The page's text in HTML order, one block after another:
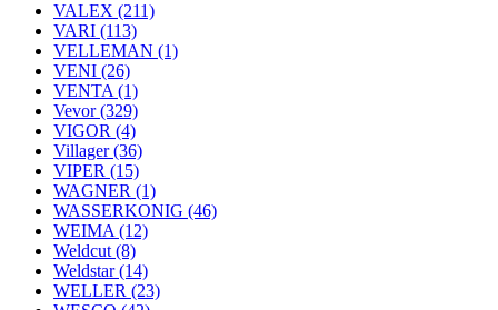
VALEX (211)
VARI (113)
VELLEMAN (1)
VENI (26)
VENTA (1)
Vevor(329)
VIGOR (4)
Villager(36)
VIPER (15)
WAGNER (1)
WASSERKONIG (46)
WEIMA (12)
Weldcut (8)
Weldstar(14)
WELLER (23)